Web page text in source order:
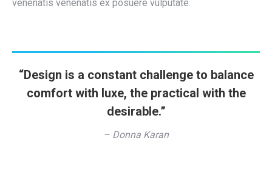
venenatis venenatis ex posuere vulputate.
“Design is a constant challenge to balance
comfort with luxe, the practical with the
desirable.”
– Donna Karan